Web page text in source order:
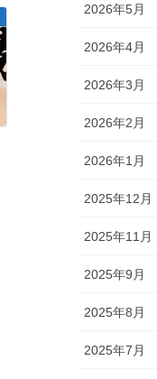
2026年5月
2026年4月
2026年3月
2026年2月
2026年1月
2025年12月
2025年11月
2025年9月
2025年8月
2025年7月